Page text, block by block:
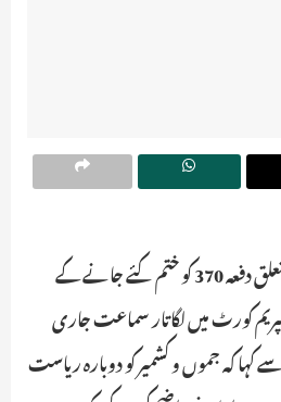
نئی دہل: جموں و کشمیر سے متعلق دفعہ 370 کو ختم کئے جانے کے
کورٹ میں لگاتار سماعت جاری
کہ جموں و کشمیر کو دوبارہ ریاست